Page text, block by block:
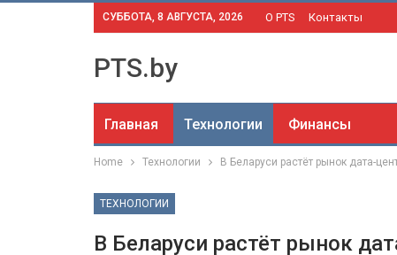
СУББОТА, 8 АВГУСТА, 2026 О PTS Контакты
PTS.by
Главная Технологии Финансы
Home Технологии В Беларуси растёт рынок дата-
ТЕХНОЛОГИИ
В Беларуси растёт рынок